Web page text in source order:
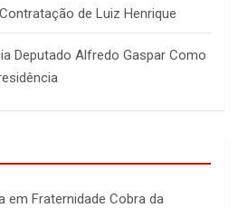
de Luiz Henrique
Deputado Alfredo Gaspar Como
em Fraternidade Cobra da